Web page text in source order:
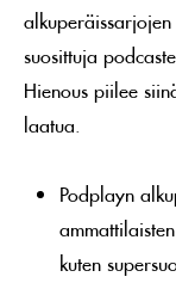
suosittuja
Hienous piilee
laatua.
Podplayn
kuten